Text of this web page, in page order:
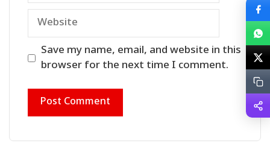
Website
Save my name, email, and website in this
browser for the next time I comment.